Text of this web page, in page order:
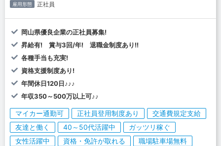
雇用形態 正社員
岡山県優良企業の正社員募集!
昇給有! 賞与3回/年! 退職金制度あり!!
各種手当も充実!
資格支援制度あり!
年間休日120日♪♪♪
年収350～500万以上可♪♪
マイカー通勤可 正社員登用制度あり
交通費規定支給
友達と働く
40～50代活躍中
ガッツリ稼ぐ
女性活躍中
資格・免許が取れる
職場駐車場無料